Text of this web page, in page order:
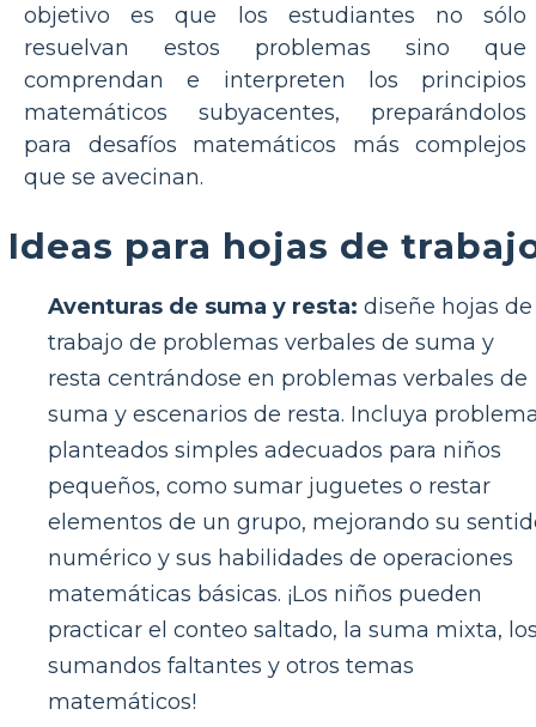
objetivo es que los estudiantes no sólo
resuelvan estos problemas sino que
comprendan e interpreten los principios
matemáticos subyacentes, preparándolos
para desafíos matemáticos más complejos
que se avecinan.
Ideas para hojas de
Aventuras de suma y resta: diseñe hojas de
trabajo de problemas verbales de suma y
resta centrándose en problemas verbales de
suma y escenarios de resta. Incluya
planteados simples adecuados para niños
pequeños, como sumar juguetes o restar
elementos de un grupo, mejorando su
numérico y sus habilidades de operaciones
matemáticas básicas. ¡Los niños pueden
practicar el conteo saltado, la suma mixta,
sumandos faltantes y otros temas
matemáticos!